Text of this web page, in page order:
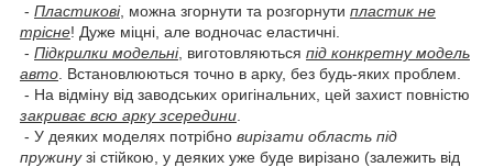
- Пластикові, можна згорнути та розгорнути пластик не
трісне! Дуже міцні, але водночас еластичні.
- Підкрилки модельні, виготовляються під конкретну модель
авто . Встановлюються точно в арку, без будь-яких проблем.
- На відміну від заводських оригінальних, цей захист повністю
закриває всю арку зсередини
- У деяких моделях потрібно вирізати область під
пружинузі стійкою, у деяких уже буде вирізано (залежить від